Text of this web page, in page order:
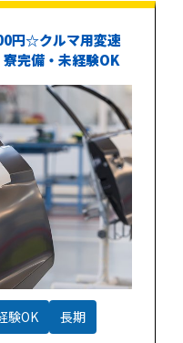
円☆クルマ用変速
完備・未経験OK
験OK 長期